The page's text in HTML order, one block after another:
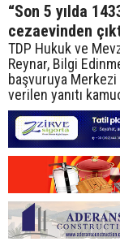
“Son 5 yılda
cezaevinden
TDP Hukuk ve
Reynar, Bilgi
başvuruya
verilen yanıtı